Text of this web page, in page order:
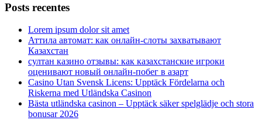
Posts recentes
Lorem ipsum dolor sit amet
Аттила автомат: как онлайн‑слоты захватывают
Казахстан
султан казино отзывы: как казахстанские игроки
оценивают новый онлайн‑побег в азарт
Casino Utan Svensk Licens: Upptäck Fördelarna och
Riskerna med Utländska Casinon
Bästa utländska casinon – Upptäck säker spelglädje och stora
bonusar 2026